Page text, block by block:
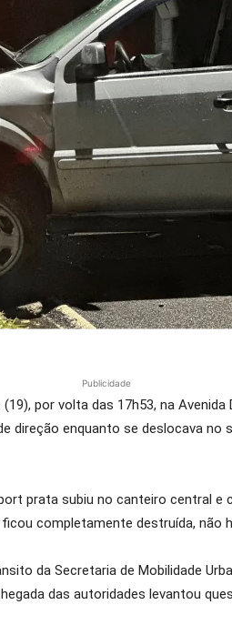
Publicidade
por volta das 17h53, na Avenida
direção enquanto se deslocava
prata subiu no canteiro central
completamente destruída, não
da Secretaria de Mobilidade
das autoridades levantou